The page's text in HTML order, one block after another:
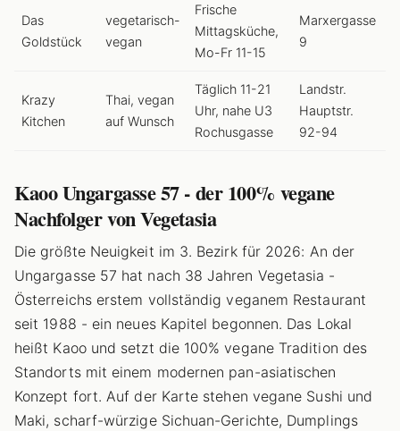
Das
Goldstück
vegetarisch-
vegan
Frische
Mittagsküche,
Mo-Fr 11-15
Marxergasse
9
Krazy
Kitchen
Thai, vegan
auf Wunsch
Täglich 11-21
Uhr, nahe U3
Rochusgasse
Landstr.
Hauptstr.
92-94
Kaoo Ungargasse 57 - der 100% vegane
Nachfolger von Vegetasia
Die größte Neuigkeit im 3. Bezirk für 2026: An der
Ungargasse 57 hat nach 38 Jahren Vegetasia -
Österreichs erstem vollständig veganem Restaurant
seit 1988 - ein neues Kapitel begonnen. Das Lokal
heißt Kaoo und setzt die 100% vegane Tradition des
Standorts mit einem modernen pan-asiatischen
Konzept fort. Auf der Karte stehen vegane Sushi und
Maki, scharf-würzige Sichuan-Gerichte, Dumplings